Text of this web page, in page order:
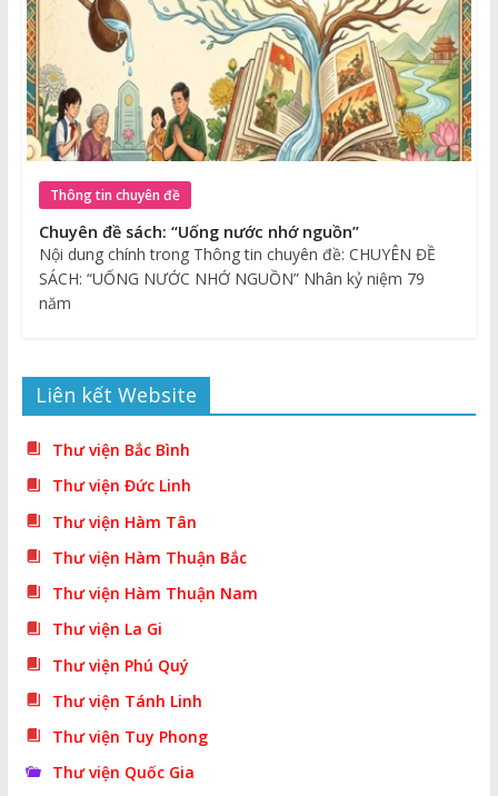
Thông tin chuyên đề
Chuyên đề sách: “Uống nước nhớ nguồn”
Nội dung chính trong Thông tin chuyên đề: CHUYÊN ĐỀ
SÁCH: “UỐNG NƯỚC NHỚ NGUỒN” Nhân kỷ niệm 79
năm
Liên kết Website
Thư viện Bắc Bình
Thư viện Đức Linh
Thư viện Hàm Tân
Thư viện Hàm Thuận Bắc
Thư viện Hàm Thuận Nam
Thư viện La Gi
Thư viện Phú Quý
Thư viện Tánh Linh
Thư viện Tuy Phong
Thư viện Quốc Gia